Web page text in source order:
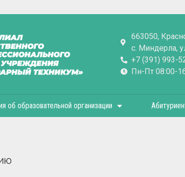
663050,
с. Миндерла,
+7 (391) 993-
Пн-Пт 08:00-
об образовательной организации